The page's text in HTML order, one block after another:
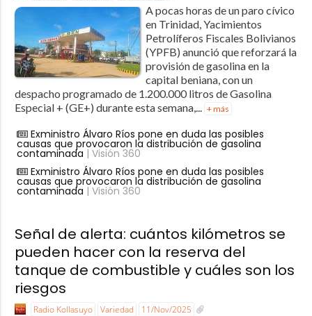
A pocas horas de un paro cívico
en Trinidad, Yacimientos
Petrolíferos Fiscales Bolivianos
(YPFB) anunció que reforzará la
provisión de gasolina en la
capital beniana, con un
despacho programado de 1.200.000 litros de Gasolina
Especial + (GE+) durante esta semana,...
+ más
Exministro Álvaro Ríos pone en duda las posibles
causas que provocaron la distribución de gasolina
contaminada | Visión 360
Exministro Álvaro Ríos pone en duda las posibles
causas que provocaron la distribución de gasolina
contaminada | Visión 360
Señal de alerta: cuántos kilómetros se
pueden hacer con la reserva del
tanque de combustible y cuáles son los
riesgos
Radio Kollasuyo Variedad 11/Nov/2025